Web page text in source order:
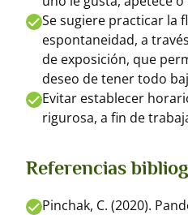
Se sugiere practicar la
espontaneidad, a
de exposición, que
deseo de tener todo
Evitar establecer
rigurosa, a fin de
Referencias
Pinchak, C. (2020).